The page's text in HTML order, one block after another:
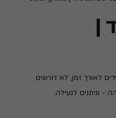
|
לאורך זמן, לא דורשים
- וניתנים לנעילה.
ואיכות בלתי מתפשרת.